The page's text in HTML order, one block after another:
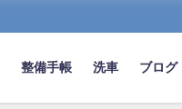
整備手帳 洗車 ブログ